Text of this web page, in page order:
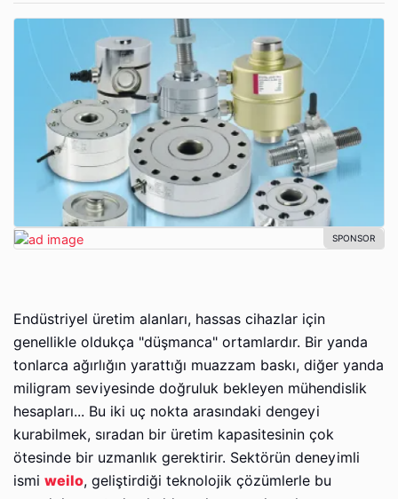
Endüstriyel üretim alanları, hassas cihazlar için
genellikle oldukça "düşmanca" ortamlardır. Bir yanda
tonlarca ağırlığın yarattığı muazzam baskı, diğer yanda
miligram seviyesinde doğruluk bekleyen mühendislik
hesapları... Bu iki uç nokta arasındaki dengeyi
kurabilmek, sıradan bir üretim kapasitesinin çok
ötesinde bir uzmanlık gerektirir. Sektörün deneyimli
ismi weilo, geliştirdiği teknolojik çözümlerle bu